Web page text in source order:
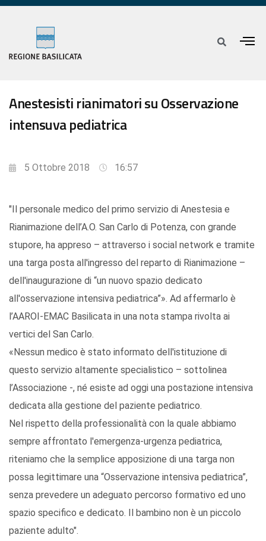
Anestesisti rianimatori su Osservazione
intensuva pediatrica
5 Ottobre 2018 16:57
"Il personale medico del primo servizio di Anestesia e
Rianimazione dell’A.O. San Carlo di Potenza, con grande
stupore, ha appreso – attraverso i social network e tramite
una targa posta all'ingresso del reparto di Rianimazione –
dell'inaugurazione di “un nuovo spazio dedicato
all'osservazione intensiva pediatrica”». Ad affermarlo è
l’AAROI-EMAC Basilicata in una nota stampa rivolta ai
vertici del San Carlo.
«Nessun medico è stato informato dell'istituzione di
questo servizio altamente specialistico – sottolinea
l’Associazione -, né esiste ad oggi una postazione intensiva
dedicata alla gestione del paziente pediatrico.
Nel rispetto della professionalità con la quale abbiamo
sempre affrontato l'emergenza-urgenza pediatrica,
riteniamo che la semplice apposizione di una targa non
possa legittimare una “Osservazione intensiva pediatrica”,
senza prevedere un adeguato percorso formativo ed uno
spazio specifico e dedicato. Il bambino non è un piccolo
paziente adulto".